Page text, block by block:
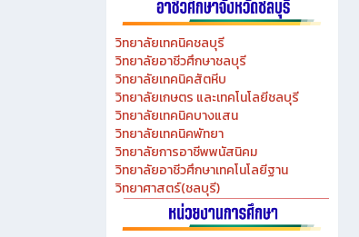
วิทยาลัยเทคนิคชลบุรี
วิทยาลัยอาชีวศึกษาชลบุรี
วิทยาลัยเทคนิคสัตหีบ
วิทยาลัยเกษตร และเทคโนโลยีชลบุรี
วิทยาลัยเทคนิคบางแสน
วิทยาลัยเทคนิคพัทยา
วิทยาลัยการอาชีพพนัสนิคม
วิทยาลัยอาชีวศึกษาเทคโนโลยีฐาน
วิทยาศาสตร์(ชลบุรี)